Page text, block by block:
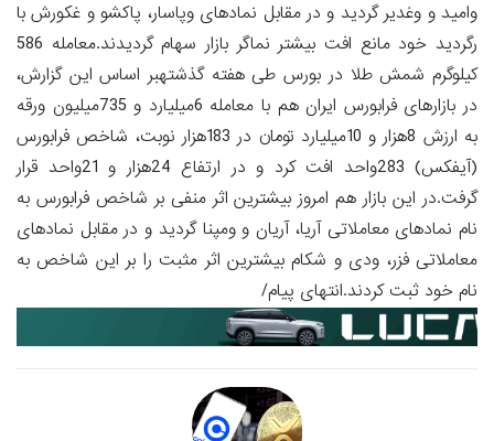
وامید و وغدیر گردید و در مقابل نمادهای وپاسار، پاکشو و غکورش با
رگردید خود مانع افت بیشتر نماگر بازار سهام گردیدند.معامله 586
کیلوگرم شمش طلا در بورس طی هفته گذشتهبر اساس این گزارش،
در بازارهای فرابورس ایران هم با معامله 6میلیارد و 735میلیون ورقه
به ارزش 8هزار و 10میلیارد تومان در 183هزار نوبت، شاخص فرابورس
(آیفکس) 283واحد افت کرد و در ارتفاع 24هزار و 21واحد قرار
گرفت.در این بازار هم امروز بیشترین اثر منفی بر شاخص فرابورس به
نام نمادهای معاملاتی آریا، آریان و ومپنا گردید و در مقابل نمادهای
معاملاتی فزر، ودی و شکام بیشترین اثر مثبت را بر این شاخص به
نام خود ثبت کردند.انتهای پیام/